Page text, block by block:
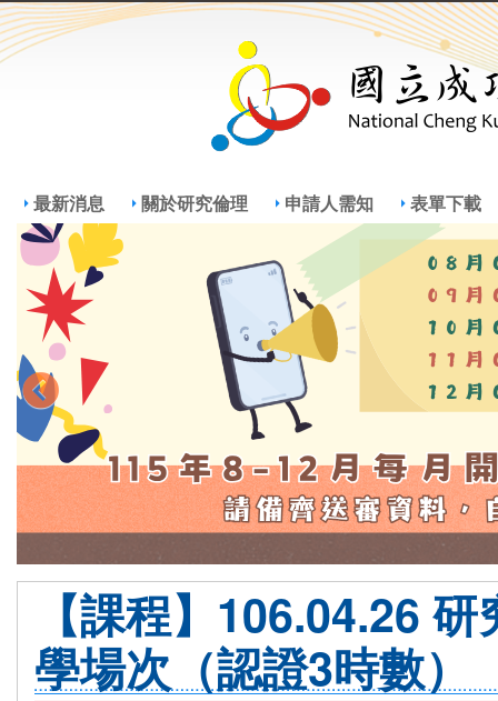
最新消息 關於研究倫理 申請人需知 表單下載
【課程】106.04.26
學場次（認證3時數）